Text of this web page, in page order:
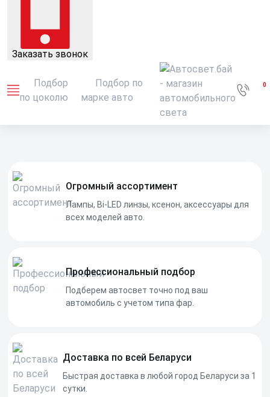
Заказать звонок
Подбор
по цоколю
Подбор по
марке авто
0
Огромный ассортимент
Лампы, Bi-LED линзы, ксенон, аксессуары для
всех моделей авто.
Профессиональный подбор
Подберем автосвет точно под ваш
автомобиль с учетом типа фар.
Доставка по всей Беларуси
Быстрая доставка в любой город Беларуси за 1
сутки.